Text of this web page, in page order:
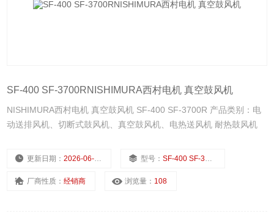
SF-400 SF-3700RNISHIMURA西村电机 真空鼓风机
NISHIMURA西村电机 真空鼓风机 SF-400 SF-3700R 产品类别：电
动送排风机、切断式鼓风机、真空鼓风机、电热送风机 耐热鼓风机
更新日期：2026-06-16 型号：SF-400 SF-3700R
厂商性质：经销商 浏览量： 108